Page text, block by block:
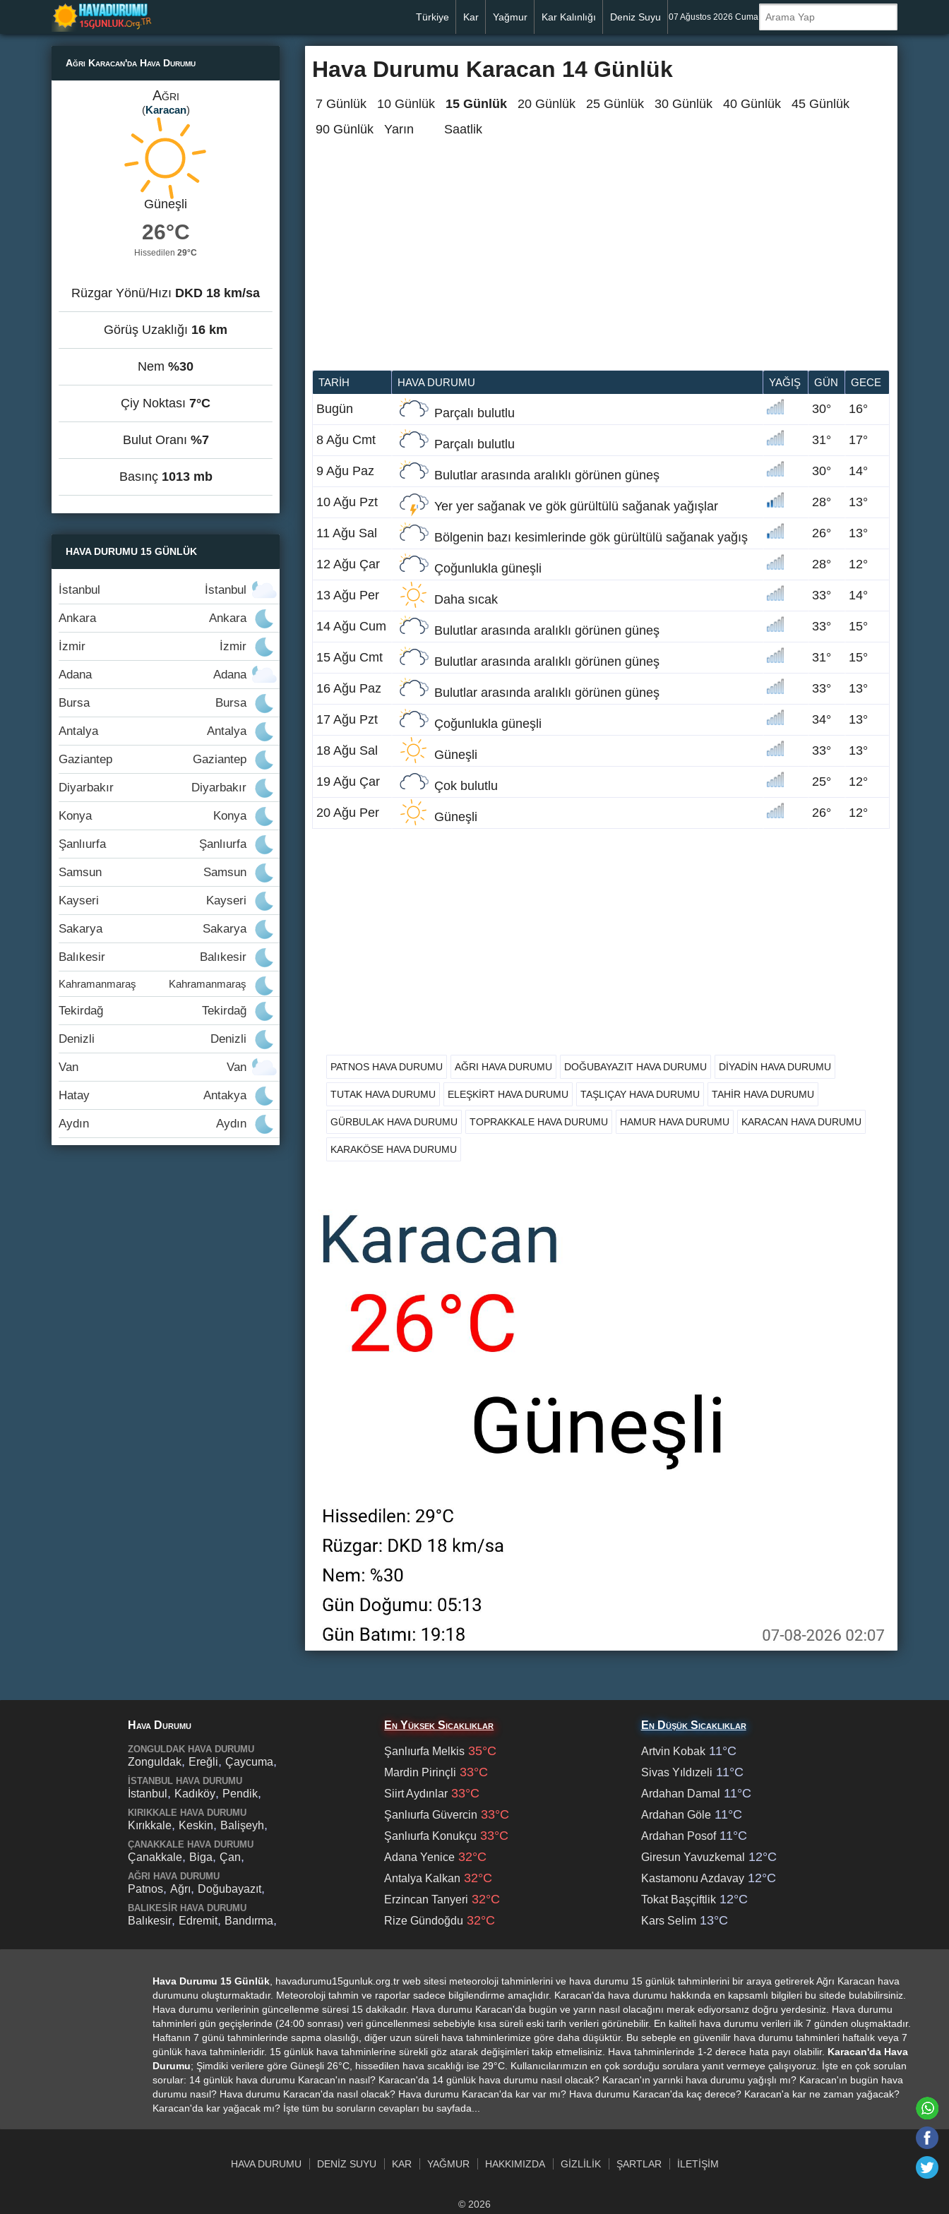
Türkiye Kar Yağmur Kar Kalınlığı Deniz Suyu 07 Ağustos 2026 Cuma
Hava Durumu Karacan 14 Günlük
7 Günlük 10 Günlük 15 Günlük 20 Günlük 25 Günlük 30 Günlük 40 Günlük
45 Günlük
90 Günlük
Yarın Saatlik
TARIH HAVA DURUMU YAĞIŞ GÜN GECE
Bugün Parçalı bulutlu 30° 16°
8 Ağu Cmt Parçalı bulutlu 31° 17°
9 Ağu Paz Bulutlar arasında aralıklı görünen güneş 30° 14°
10 Ağu Pzt Yer yer sağanak ve gök gürültülü sağanak yağışlar 28° 13°
11 Ağu Sal Bölgenin bazı kesimlerinde gök gürültülü sağanak yağış 26° 13°
12 Ağu Çar Çoğunlukla güneşli 28° 12°
13 Ağu Per Daha sıcak 33° 14°
14 Ağu Cum Bulutlar arasında aralıklı görünen güneş 33° 15°
15 Ağu Cmt Bulutlar arasında aralıklı görünen güneş 31° 15°
16 Ağu Paz Bulutlar arasında aralıklı görünen güneş 33° 13°
17 Ağu Pzt Çoğunlukla güneşli 34° 13°
18 Ağu Sal Güneşli 33° 13°
19 Ağu Çar Çok bulutlu 25° 12°
20 Ağu Per Güneşli 26° 12°
PATNOS HAVA DURUMU AĞRI HAVA DURUMU DOĞUBAYAZIT HAVA DURUMU DIYADIN HAVA DURUMU
TUTAK HAVA DURUMU ELEŞKIRT HAVA DURUMU TAŞLIÇAY HAVA DURUMU TAHIR HAVA DURUMU
GÜRBULAK HAVA DURUMU TOPRAKKALE HAVA DURUMU HAMUR HAVA DURUMU KARACAN HAVA DURUMU
KARAKÖSE HAVA DURUMU
Ağrı Karacan'da Hava Durumu
Ağrı
(Karacan)
Güneşli
26°C
Hissedilen29°C
Rüzgar Yönü/Hızı DKD 18 km/sa
Görüş Uzaklığı 16 km
Nem%30
Çiy Noktası7°C
Bulut Oranı %7
Basınç 1013 mb
HAVA DURUMU 15 GÜNLÜK
İstanbul İstanbul
Ankara Ankara
İzmir İzmir
Adana Adana
Bursa Bursa
Antalya Antalya
Gaziantep Gaziantep
Diyarbakır Diyarbakır
Konya Konya
Şanlıurfa Şanlıurfa
Samsun Samsun
Kayseri Kayseri
Sakarya Sakarya
Balıkesir Balıkesir
Kahramanmaraş Kahramanmaraş
Tekirdağ Tekirdağ
Denizli Denizli
Van Van
Hatay Antakya
Aydın Aydın
En Düşük Sıcaklıklar
Artvin Kobak 11°C
Sivas Yıldızeli 11°C
Ardahan Damal 11°C
Ardahan Göle 11°C
Ardahan Posof 11°C
Giresun Yavuzkemal 12°C
Kastamonu Azdavay 12°C
Tokat Başçiftlik 12°C
Kars Selim 13°C
En Yüksek Sıcaklıklar
Şanlıurfa Melkis 35°C
Mardin Pirinçli 33°C
Siirt Aydınlar 33°C
Şanlıurfa Güvercin 33°C
Şanlıurfa Konukçu 33°C
Adana Yenice 32°C
Antalya Kalkan 32°C
Erzincan Tanyeri 32°C
Rize Gündoğdu 32°C
Hava Durumu
ZONGULDAK HAVA DURUMU
Zonguldak, Ereğli, Çaycuma,
İSTANBUL HAVA DURUMU
İstanbul , Kadıköy, Pendik,
KIRIKKALE HAVA DURUMU
Kırıkkale, Keskin, Balişeyh,
ÇANAKKALE HAVA DURUMU
Çanakkale, Biga, Çan,
AĞRI HAVA DURUMU
Patnos, Ağrı, Doğubayazıt,
BALIKESIR HAVA DURUMU
Balıkesir, Edremit, Bandırma,
Hava Durumu 15 Günlük, havadurumu15gunluk.org.tr web sitesi meteoroloji tahminlerini ve hava durumu 15 günlük tahminlerini bir araya getirerek Ağrı Karacan hava
durumunu oluşturmaktadır. Meteoroloji tahmin ve raporlar sadece bilgilendirme amaçlıdır. Karacan'da hava durumu hakkında en kapsamlı bilgileri bu sitede bulabilirsiniz.
Hava durumu verilerinin güncellenme süresi 15 dakikadır. Hava durumu Karacan'da bugün ve yarın nasıl olacağını merak ediyorsanız doğru yerdesiniz. Hava durumu
tahminleri gün geçişlerinde (24:00 sonrası) veri güncellenmesi sebebiyle kısa süreli eski tarih verileri görünebilir. En kaliteli hava durumu verileri ilk 7 günden oluşmaktadır.
Haftanın 7 günü tahminlerinde sapma olasılığı, diğer uzun süreli hava tahminlerimize göre daha düşüktür. Bu sebeple en güvenilir hava durumu tahminleri haftalık veya 7
günlük hava tahminleridir. 15 günlük hava tahminlerine sürekli göz atarak değişimleri takip etmelisiniz. Hava tahminlerinde 1-2 derece hata payı olabilir. Karacan'da Hava
Durumu; Şimdiki verilere göre Güneşli 26°C, hissedilen hava sıcaklığı ise 29°C. Kullanıcılarımızın en çok sorduğu sorulara yanıt vermeye çalışıyoruz. İşte en çok sorulan
sorular: 14 günlük hava durumu Karacan'ın nasıl? Karacan'da 14 günlük hava durumu nasıl olacak? Karacan'ın yarınki hava durumu yağışlı mı? Karacan'ın bugün hava
durumu nasıl? Hava durumu Karacan'da nasıl olacak? Hava durumu Karacan'da kar var mı? Hava durumu Karacan'da kaç derece? Karacan'a kar ne zaman yağacak?
Karacan'da kar yağacak mı? İşte tüm bu soruların cevapları bu sayfada...
HAVA DURUMU DENIZ SUYU KAR YAĞMUR HAKKIMIZDA GIZLILIK ŞARTLAR İLETIŞIM
© 2026